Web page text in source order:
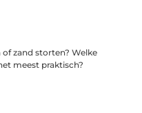
zand storten? Welke
meest praktisch?